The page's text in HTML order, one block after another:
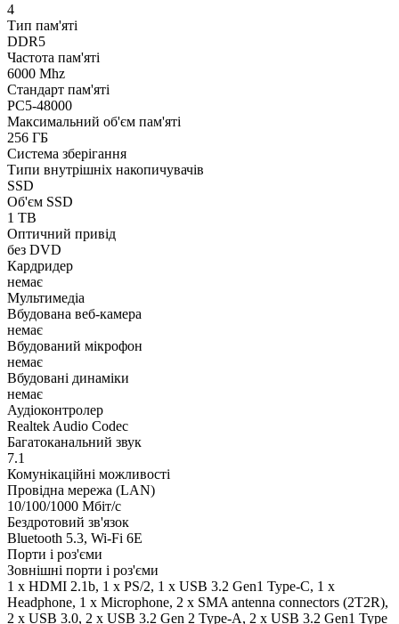
4
Тип пам'яті
DDR5
Частота пам'яті
6000 Mhz
Стандарт пам'яті
PC5-48000
Максимальний об'єм пам'яті
256 ГБ
Система зберігання
Типи внутрішніх накопичувачів
SSD
Об'єм SSD
1 TB
Оптичний привід
без DVD
Кардридер
немає
Мультимедіа
Вбудована веб-камера
немає
Вбудований мікрофон
немає
Вбудовані динаміки
немає
Аудіоконтролер
Realtek Audio Codec
Багатоканальний звук
7.1
Комунікаційні можливості
Провідна мережа (LAN)
10/100/1000 Мбіт/с
Бездротовий зв'язок
Bluetooth 5.3, Wi-Fi 6E
Порти і роз'єми
Зовнішні порти і роз'єми
1 x HDMI 2.1b, 1 x PS/2, 1 x USB 3.2 Gen1 Type-C, 1 x
Нeadphone, 1 х Microphone, 2 x SMA antenna connectors (2T2R),
2 x USB 3.0, 2 x USB 3.2 Gen 2 Type-A, 2 x USB 3.2 Gen1 Type